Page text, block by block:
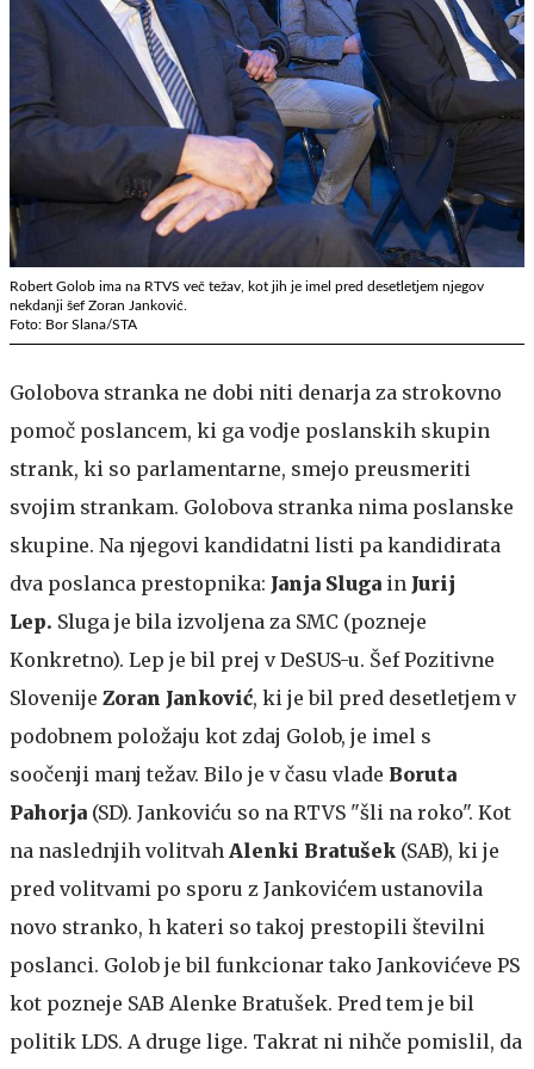
Robert Golob ima na RTVS več težav, kot jih je imel pred desetletjem njegov
nekdanji šef Zoran Janković.
Foto: Bor Slana/STA
Golobova stranka ne dobi niti denarja za strokovno
pomoč poslancem, ki ga vodje poslanskih skupin
strank, ki so parlamentarne, smejo preusmeriti
svojim strankam. Golobova stranka nima poslanske
skupine. Na njegovi kandidatni listi pa kandidirata
dva poslanca prestopnika: Janja Sluga in Jurij
Lep. Sluga je bila izvoljena za SMC (pozneje
Konkretno). Lep je bil prej v DeSUS-u. Šef Pozitivne
Slovenije Zoran Janković, ki je bil pred desetletjem v
podobnem položaju kot zdaj Golob, je imel s
soočenji manj težav. Bilo je v času vlade Boruta
Pahorja (SD). Jankoviću so na RTVS "šli na roko". Kot
na naslednjih volitvah Alenki Bratušek (SAB), ki je
pred volitvami po sporu z Jankovićem ustanovila
novo stranko, h kateri so takoj prestopili številni
poslanci. Golob je bil funkcionar tako Jankovićeve PS
kot pozneje SAB Alenke Bratušek. Pred tem je bil
politik LDS. A druge lige. Takrat ni nihče pomislil, da